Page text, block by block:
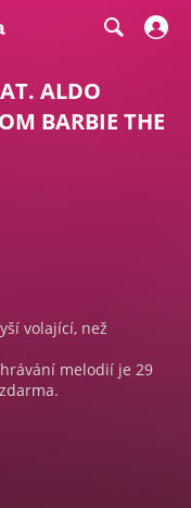
ALDO
BARBIE THE
volající, než
melodií je 29